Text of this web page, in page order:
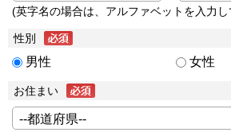
(英字名の場合は、アルファベットを入力
性別
男性 女性
お住まい